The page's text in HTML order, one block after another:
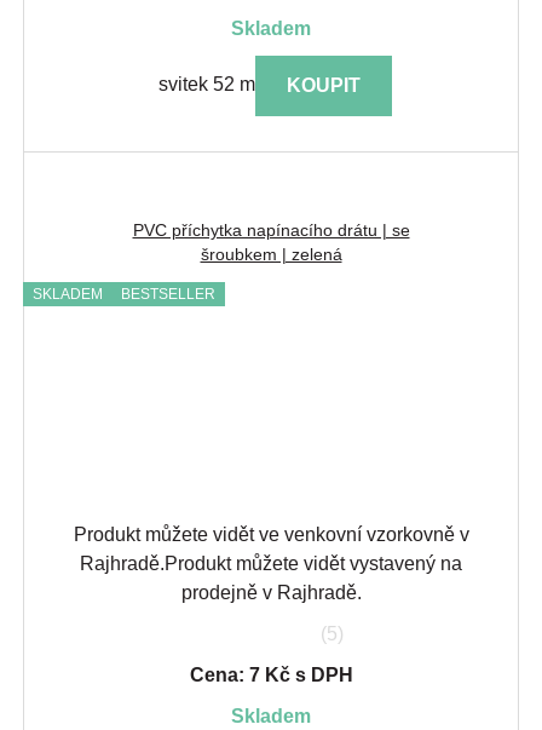
skladem
svitek 52 m KOUPIT
PVC příchytka napínacího drátu | se
šroubkem | zelená
SKLADEM BESTSELLER
Produkt můžete vidět ve venkovní vzorkovně v
Rajhradě.Produkt můžete vidět vystavený na
prodejně v Rajhradě.
(5)
Cena: 7 Kč s DPH
skladem